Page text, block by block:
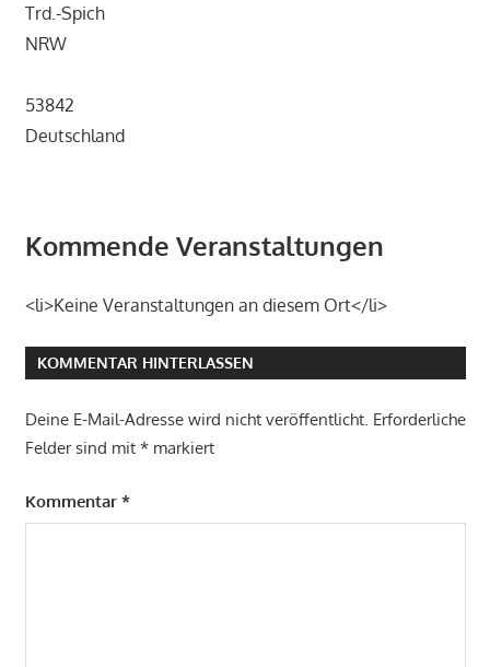
Trd.-Spich
NRW
53842
Deutschland
Kommende Veranstaltungen
<li>Keine Veranstaltungen an diesem Ort</li>
KOMMENTAR HINTERLASSEN
Deine E-Mail-Adresse wird nicht veröffentlicht. Erforderliche
Felder sind mit *markiert
Kommentar *